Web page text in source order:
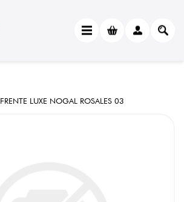
FRENTE LUXE NOGAL ROSALES 03